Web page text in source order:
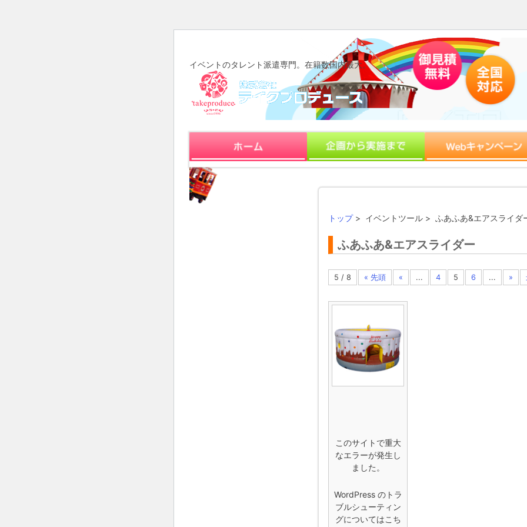
イベントのタレント派遣専門。在籍数国内最大。
トップ> イベントツール > ふあふあ&エアスライダ
ふあふあ&エアスライダー
5 / 8 « 先頭 « ... 4 5 6 ... »
このサイトで重大
なエラーが発生し
ました。
WordPress のトラ
ブルシューティン
グについてはこち